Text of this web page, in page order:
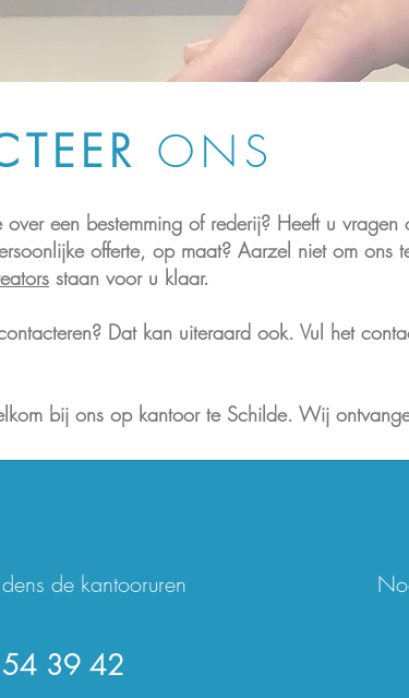
ONS
over een bestemming of rederij? Heeft u
offerte, op maat? Aarzel niet om ons
staan voor u klaar.
Dat kan uiteraard ook. Vul het
bij ons op kantoor te Schilde. Wij
de kantooruren
39 42